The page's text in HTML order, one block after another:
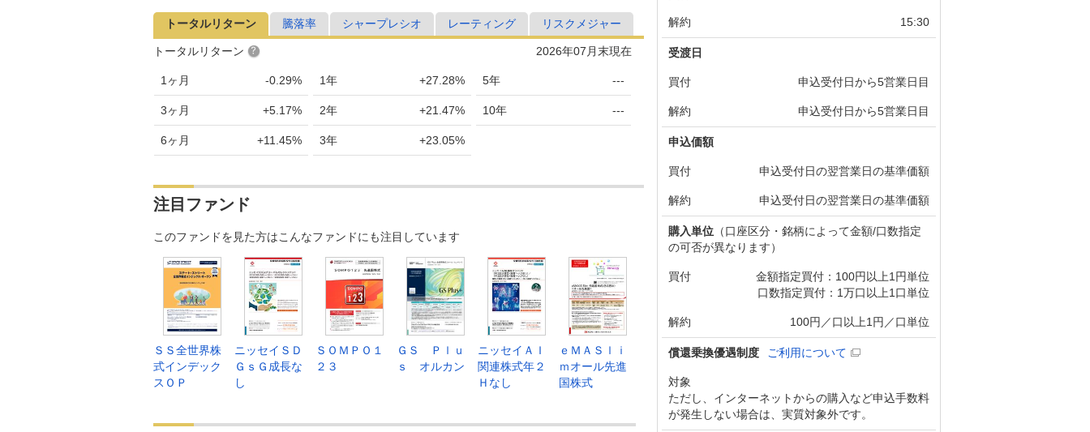
トータルリターン 騰落率 シャープレシオ レーティング リスクメジャー
2026年07月末現在
トータルリターン
1ヶ月 -0.29%
3ヶ月 +5.17%
6ヶ月 +11.45%
1年 +27.28%
2年 +21.47%
3年 +23.05%
5年 ---
10年 ---
注目ファンド
このファンドを見た方はこんなファンドにも注目しています
ＳＳ全世界株
式インデック
スＯＰ
ニッセイＳＤ
ＧｓＧ成長な
し
ＳＯＭＰＯ１
２３
ＧＳ Ｐｌｕ
ｓ オルカン
ニッセイＡＩ
関連株式年２
Ｈなし
ｅＭＡＳｌｉ
ｍオール先進
国株式
解約 15:30
受渡日
買付 申込受付日から5営業日目
解約 申込受付日から5営業日目
申込価額
買付 申込受付日の翌営業日の基準価額
解約 申込受付日の翌営業日の基準価額
購入単位 （口座区分・銘柄によって金額/口数指定
の可否が異なります）
買付
金額指定買付：100円以上1円単位
口数指定買付：1万口以上1口単位
解約 100円／口以上1円／口単位
償還乗換優遇制度 ご利用について
対象
ただし、インターネットからの購入など申込手数料
が発生しない場合は、実質対象外です。